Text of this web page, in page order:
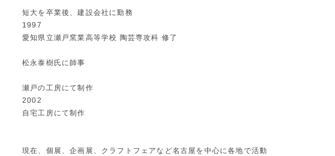
短大を卒業後、建設会社に勤務
1997
愛知県立瀬戸窯業高等学校 陶芸専攻科 修了
松永泰樹氏に師事
瀬戸の工房にて制作
2002
自宅工房にて制作
現在、個展、企画展、クラフトフェアなど名古屋を中心に各地で活動